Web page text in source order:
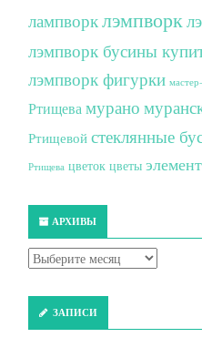
лампворклэмпворк
лэмпворк бусины
лэмпворк фигурки
Ртищевамурано
Ртищевой стеклянные
Ртищева цветок цветы
АРХИВЫ
ЗАПИСИ